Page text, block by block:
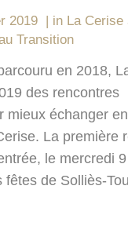
2019 in La Cerise
Transition
en 2018,
des rencontres
mieux échanger
La première
le mercredi
fêtes de Solliès-